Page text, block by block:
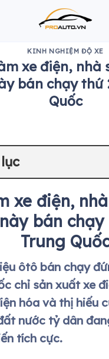
KINH NGHIỆM ĐỘ XE
xe điện, nhà
bán chạy thứ
Quốc
xe điện,
bán chạy
Trung
ôtô bán chạy
chỉ sản xuất xe
hóa và thị hiếu
nước tỷ dân
tích cực.